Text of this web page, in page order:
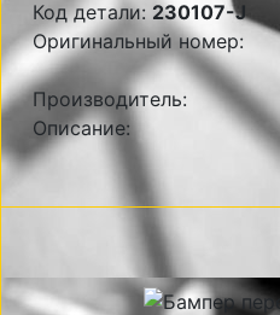
Код детали: 230107-J
Оригинальный номер:
Производитель:
Описание: